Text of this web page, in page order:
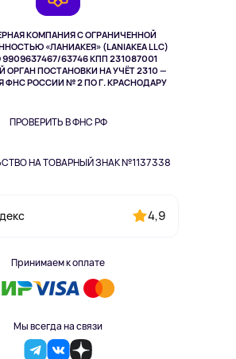
КОМПАНИЯ С ОГРАНИЧЕННОЙ
«ЛАНИАКЕЯ» (LANIAKEA LLC)
63746 КПП 231087001
ОРГАН ПОСТАНОВКИ НА УЧЁТ 2310 —
ФНС РОССИИ № 2 ПО Г. КРАСНОДАРУ
ПРОВЕРИТЬ В ФНС РФ
НА ТОВАРНЫЙ ЗНАК №1137338
4,9
Принимаем к оплате
Мы всегда на связи